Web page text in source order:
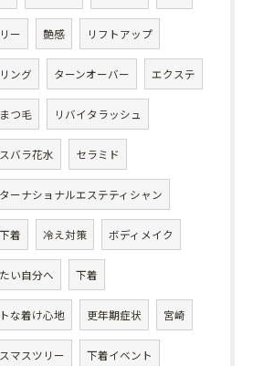
ー 艶感 リフトアップ
ング ターンオーバー エクステ
つ毛 リバイタラッシュ
バラ花水 セラミド
ーナショナルエステティシャン
着 冷え対策 ボディメイク
い自分へ 下着
な着け心地 更年期症状 宮崎
マスツリー 下着イベント